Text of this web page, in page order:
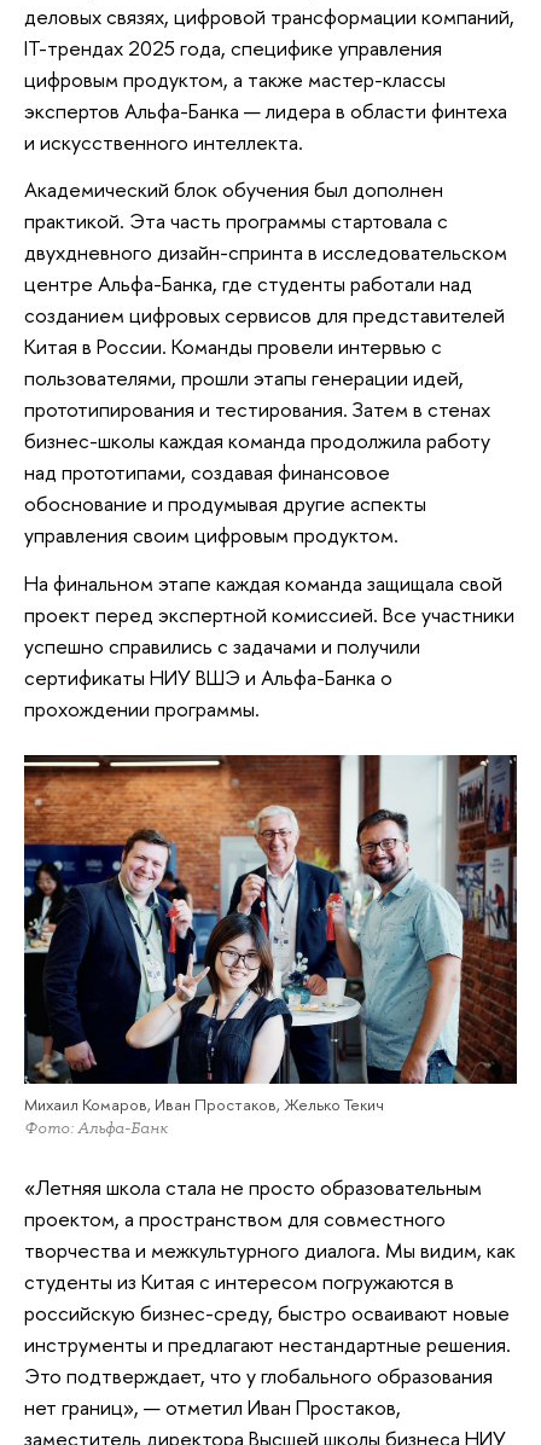
деловых связях, цифровой трансформации компаний,
IT-трендах 2025 года, специфике управления
цифровым продуктом, а также мастер-классы
экспертов Альфа-Банка — лидера в области финтеха
и искусственного интеллекта.
Академический блок обучения был дополнен
практикой. Эта часть программы стартовала с
двухдневного дизайн-спринта в исследовательском
центре Альфа-Банка, где студенты работали над
созданием цифровых сервисов для представителей
Китая в России. Команды провели интервью с
пользователями, прошли этапы генерации идей,
прототипирования и тестирования. Затем в стенах
бизнес-школы каждая команда продолжила работу
над прототипами, создавая финансовое
обоснование и продумывая другие аспекты
управления своим цифровым продуктом.
На финальном этапе каждая команда защищала свой
проект перед экспертной комиссией. Все участники
успешно справились с задачами и получили
сертификаты НИУ ВШЭ и Альфа-Банка о
прохождении программы.
Михаил Комаров, Иван Простаков, Желько Текич
Фото: Альфа-Банк
«Летняя школа стала не просто образовательным
проектом, а пространством для совместного
творчества и межкультурного диалога. Мы видим, как
студенты из Китая с интересом погружаются в
российскую бизнес-среду, быстро осваивают новые
инструменты и предлагают нестандартные решения.
Это подтверждает, что у глобального образования
нет границ», — отметил Иван Простаков,
заместитель директора Высшей школы бизнеса НИУ